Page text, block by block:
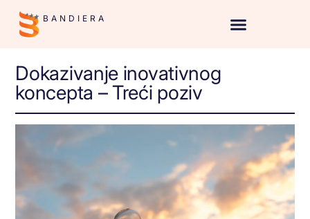
BANDIERA
Dokazivanje inovativnog
koncepta – Treći poziv